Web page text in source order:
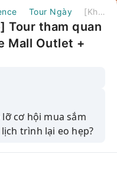
Tour Ngày [Khởi hành từ Florence] Tour tham quan trung tâm mua sắm The Mall Outlet + Prada Space [Khu ngoại ô/Mua sắm/Tour riêng/Hướng dẫn viên người Hàn Quốc/Sketchbook Travel]
Tour tham quan
Mall Outlet +
viên người
cơ hội mua sắm
trình lại eo hẹp?